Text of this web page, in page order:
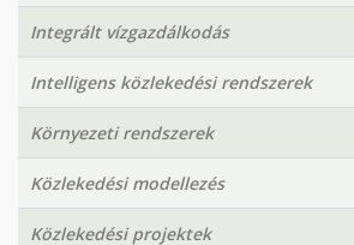
Integrált vízgazdálkodás
Intelligens közlekedési rendszerek
Környezeti rendszerek
Közlekedési modellezés
Közlekedési projektek